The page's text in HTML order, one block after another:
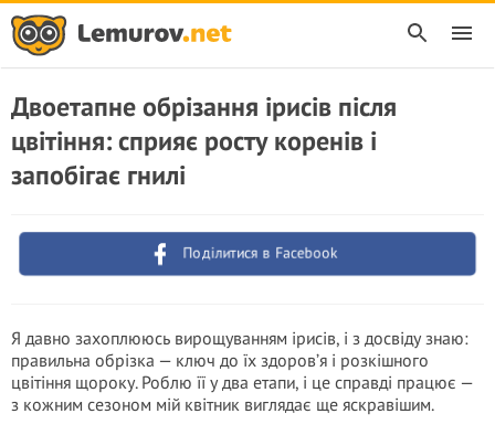
Двоетапне обрізання ірисів після
цвітіння: сприяє росту коренів і
запобігає гнилі
Поділитися в Facebook
Я давно захоплююсь вирощуванням ірисів, і з досвіду знаю:
правильна обрізка — ключ до їх здоров’я і розкішного
цвітіння щороку. Роблю її у два етапи, і це справді працює —
з кожним сезоном мій квітник виглядає ще яскравішим.